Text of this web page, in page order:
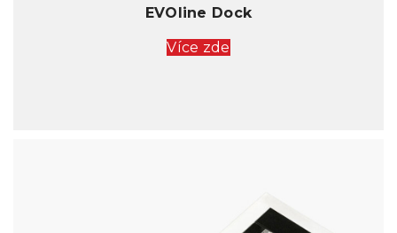
EVOline Dock
Více zde